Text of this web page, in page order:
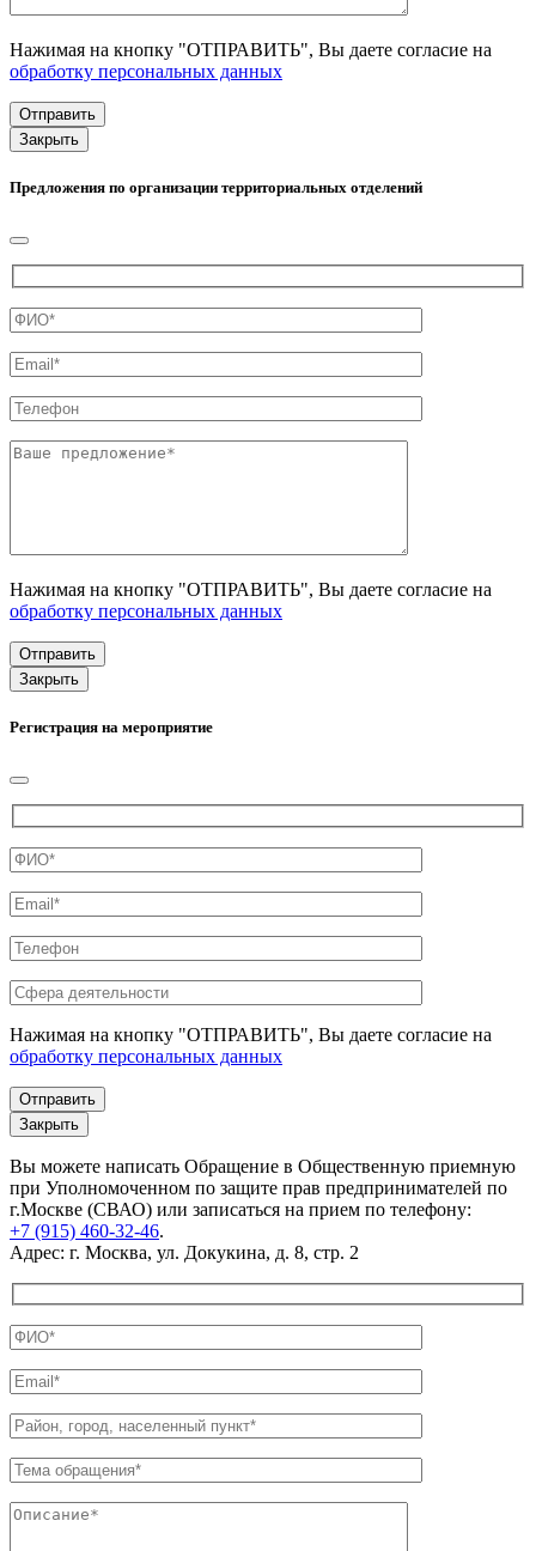
Нажимая на кнопку "ОТПРАВИТЬ", Вы даете согласие на
обработку персональных данных
Закрыть
Предложения по организации территориальных отделений
Нажимая на кнопку "ОТПРАВИТЬ", Вы даете согласие на
обработку персональных данных
Закрыть
Регистрация на мероприятие
Нажимая на кнопку "ОТПРАВИТЬ", Вы даете согласие на
обработку персональных данных
Закрыть
Вы можете написать Обращение в Общественную приемную
при Уполномоченном по защите прав предпринимателей по
г.Москве (СВАО) или записаться на прием по телефону:
+7 (915) 460-32-46.
Адрес: г. Москва, ул. Докукина, д. 8, стр. 2